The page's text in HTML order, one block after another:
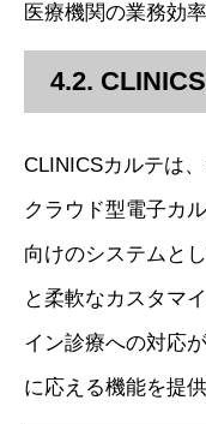
医療機関の業務効
4.2.
CLINICSカルテは
クラウド型電子カ
向けのシステムと
と柔軟なカスタマ
イン診療への対応
に応える機能を提